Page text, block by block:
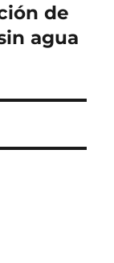
de
agua